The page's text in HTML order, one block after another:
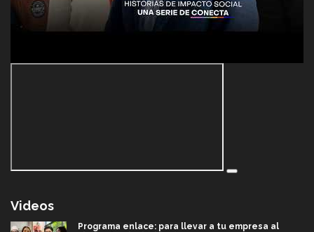
Videos
Programa enlace: para llevar a tu empresa al